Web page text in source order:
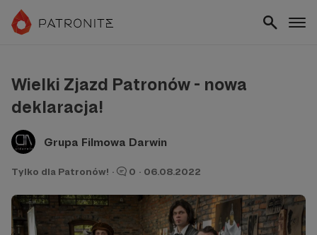
Wielki Zjazd Patronów - nowa
deklaracja!
Grupa Filmowa Darwin
Tylko dla Patronów! · 0 · 06.08.2022